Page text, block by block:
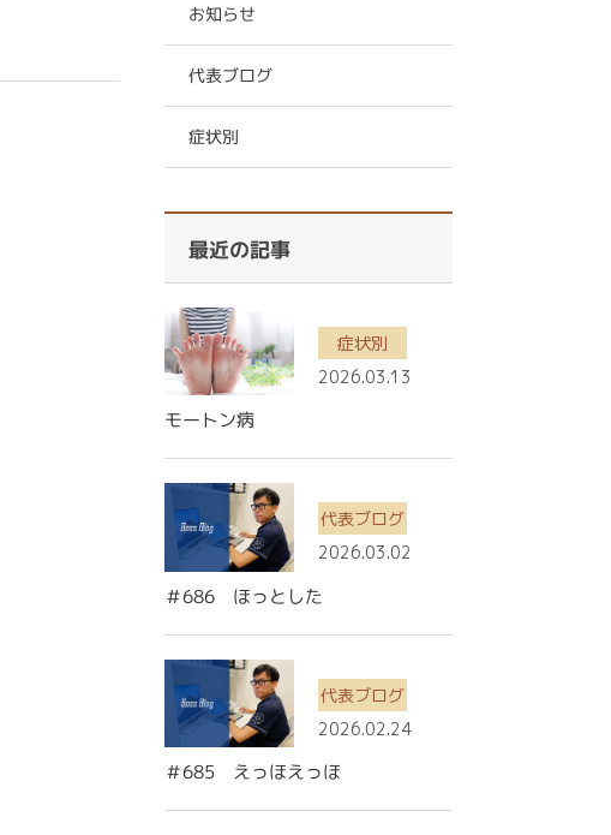
お知らせ
代表ブログ
症状別
最近の記事
症状別
2026.03.13
モートン病
代表ブログ
2026.03.02
＃686 ほっとした
代表ブログ
2026.02.24
＃685 えっほえっほ